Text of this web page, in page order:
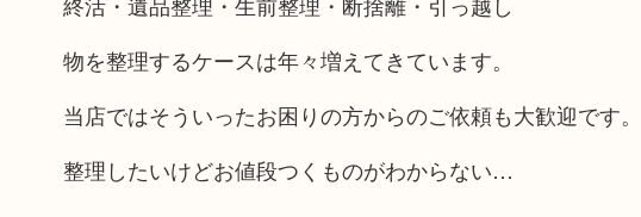
物を整理するケースは年々増えてきています。
当店ではそういったお困りの方からのご依頼も大歓迎です。
整理したいけどお値段つくものがわからない…